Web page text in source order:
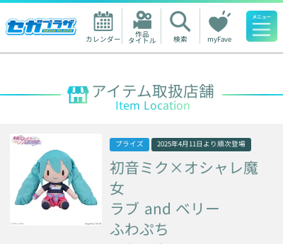
カレンダー 作品
タイトル 検索 myFave
人気ワード
アイテム取扱店舗
Item Location
プライズ 2025年4月11日 より順次登場
初音ミク×オシャレ魔
女
ラブ and ベリー
ふわぷち